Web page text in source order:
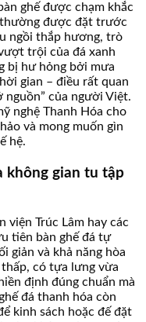
ghế được chạm khắc
thường được đặt trước
ngồi thắp hương, trò
trội của đá xanh
bị hư hỏng bởi mưa
gian – điều rất quan
của người Việt.
nghệ Thanh Hóa cho
và mong muốn gìn
hệ.
không gian tu tập
viện Trúc Lâm hay các
tiên bàn ghế đá tự
giản và khả năng hòa
có tựa lưng vừa
định đúng chuẩn mà
đá thanh hóa còn
kinh sách hoặc đế đặt